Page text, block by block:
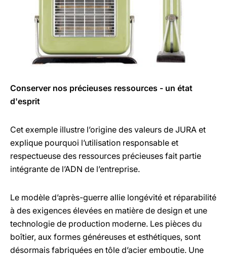
Conserver nos précieuses ressources - un état
d'esprit
Cet exemple illustre l’origine des valeurs de JURA et
explique pourquoi l’utilisation responsable et
respectueuse des ressources précieuses fait partie
intégrante de l’ADN de l’entreprise.
Le modèle d’après-guerre allie longévité et réparabilité
à des exigences élevées en matière de design et une
technologie de production moderne. Les pièces du
boîtier, aux formes généreuses et esthétiques, sont
désormais fabriquées en tôle d’acier emboutie. Une